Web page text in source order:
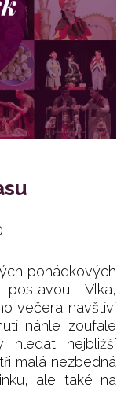
pohádkových
Vlka,
večera navštíví
náhle zoufale
hledat nejbližší
malá nezbedná
ale také na